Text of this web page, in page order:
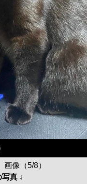
像（5/8）
真 ↓